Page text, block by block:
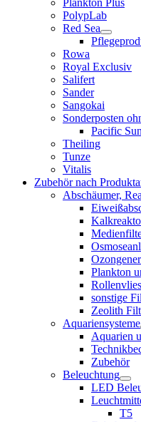
Plankton Plus
PolypLab
Red Sea
Rowa
Royal Exclusiv
Salifert
Sander
Sangokai
Sonderposten
Pacific Sun
Theiling
Tunze
Vitalis
Zubehör nach
Abschäumer,
Plankton
sonstige
Zeolith
Aquariensysteme
Aquarien
Zubehör
Beleuchtung
LED
T5